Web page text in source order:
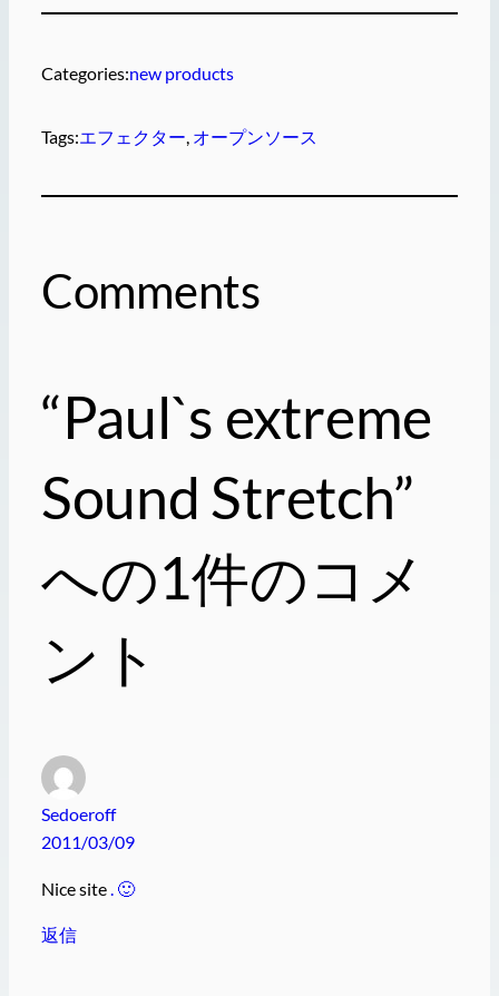
Categories:new products
Tags:エフェクター, オープンソース
Comments
“Paul`s extreme
Sound Stretch”
への1件のコメ
ント
Sedoeroff
2011/03/09
Nice site . 🙂
返信